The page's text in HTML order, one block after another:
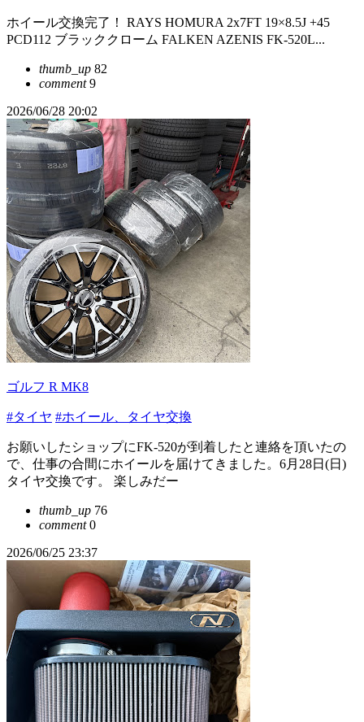
ホイール交換完了！ RAYS HOMURA 2x7FT 19×8.5J +45
PCD112 ブラッククローム FALKEN AZENIS FK-520L...
thumb_up 82
comment9
2026/06/28 20:02
ゴルフ R MK8
#タイヤ #ホイール、タイヤ交換
お願いしたショップにFK-520が到着したと連絡を頂いたの
で、仕事の合間にホイールを届けてきました。6月28日(日)
タイヤ交換です。 楽しみだー
thumb_up 76
comment0
2026/06/25 23:37